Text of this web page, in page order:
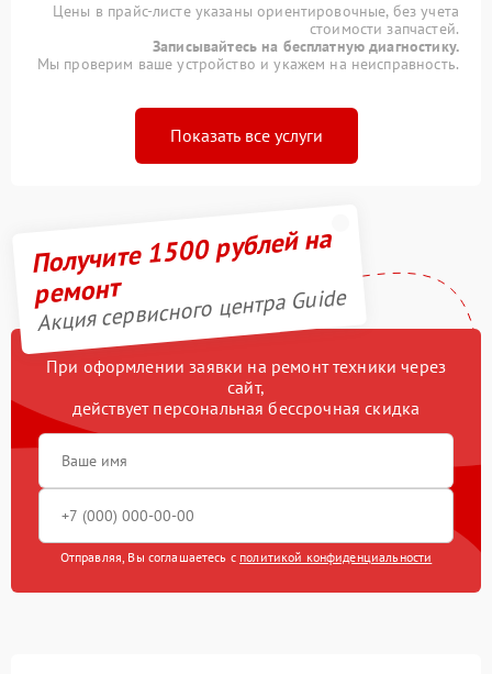
Цены в прайс-листе указаны ориентировочные, без учета
стоимости запчастей.
Записывайтесь на бесплатную диагностику.
Мы проверим ваше устройство и укажем на неисправность.
Показать все услуги
Получите 1500 рублей на
ремонт
Акция сервисного центра Guide
При оформлении заявки на ремонт техники через
сайт,
действует персональная бессрочная скидка
Отправляя, Вы соглашаетесь с политикой конфиденциальности